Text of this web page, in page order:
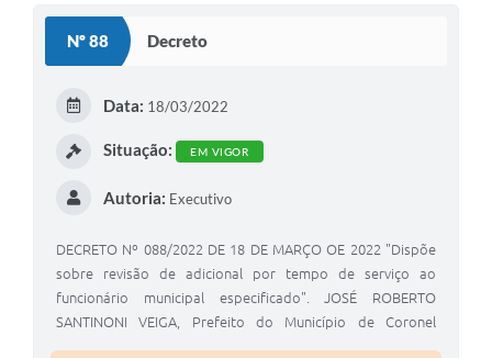
Nº 88 Decreto
Data: 18/03/2022
Situação: EM VIGOR
Autoria: Executivo
DECRETO Nº 088/2022 DE 18 DE MARÇO OE 2022 "Dispõe
sobre revisão de adicional por tempo de serviço ao
funcionário municipal especificado". JOSÉ ROBERTO
SANTINONI VEIGA, Prefeito do Município de Coronel